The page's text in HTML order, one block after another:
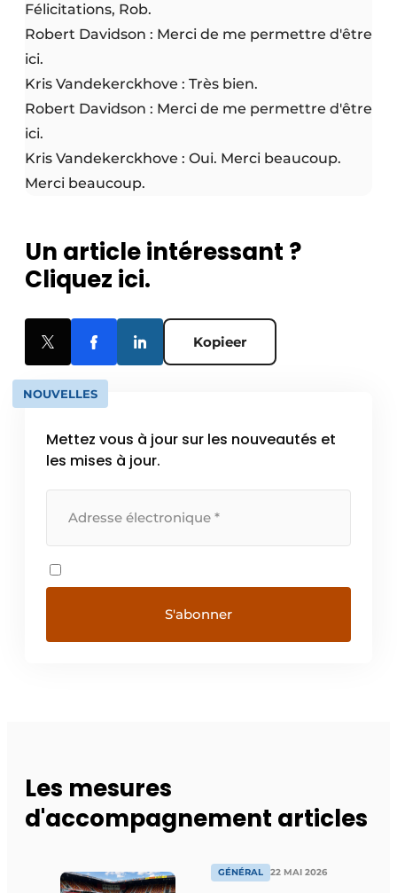
Félicitations, Rob.
Robert Davidson : Merci de me permettre d'être
ici.
Kris Vandekerckhove : Très bien.
Robert Davidson : Merci de me permettre d'être
ici.
Kris Vandekerckhove : Oui. Merci beaucoup.
Merci beaucoup.
Un article intéressant ?
Cliquez ici.
Kopieer
NOUVELLES
Mettez vous à jour sur les nouveautés et
les mises à jour.
Les mesures
d'accompagnement articles
GÉNÉRAL 22 MAI 2026